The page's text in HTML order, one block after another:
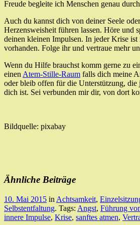
Freude begleite ich Menschen genau
Auch du kannst dich von deiner Seele
Herzensweisheit führen lassen. Höre und
deinen kleinen Impulsen. In jeder Krise ist
vorhanden. Folge ihr und vertraue mehr
Wenn du Hilfe brauchst komm gerne zu
einen Atem-Stille-Raum falls dich meine
oder bleib offen für die Unterstützung, die
dich ist. Sei verbunden mir dir, von dort
Bildquelle: pixabay
Ähnliche Beiträge
10. Mai 2015 in Achtsamkeit,
Selbstentfaltung. Tags: Angst, Führung
innere Impulse, Krise, sanftes atmen,